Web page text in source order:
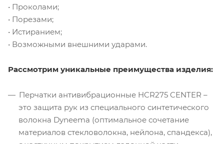
• Проколами;
• Порезами;
• Истиранием;
• Возможными внешними ударами.
Рассмотрим уникальные преимущества изделия:
Перчатки антивибрационные HCR275 CENTER –
это защита рук из специального синтетического
волокна Dyneema (оптимальное сочетание
материалов стекловолокна, нейлона, спандекса),